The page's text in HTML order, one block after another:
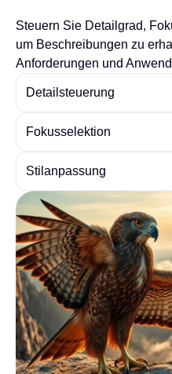
Steuern Sie Detailgrad,
um Beschreibungen zu
Anforderungen und
Detailsteuerung
Fokusselektion
Stilanpassung